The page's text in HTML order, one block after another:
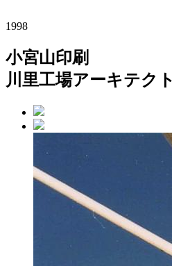
1998
小宮山印刷
川里工場アーキテク